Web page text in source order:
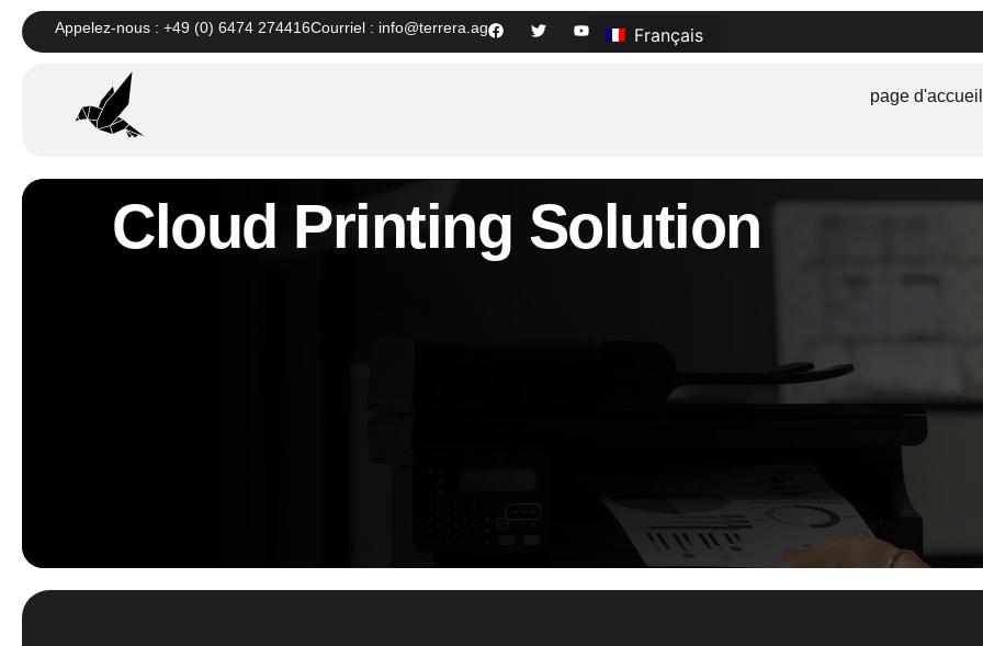
Appelez-nous : +49 (0) 6474 274416Courriel : info@terrera.ag Français
page d'accueil
Cloud Printing Solution